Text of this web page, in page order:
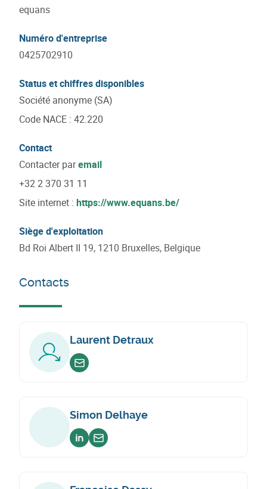
equans
Numéro d'entreprise
0425702910
Status et chiffres disponibles
Société anonyme (SA)
Code NACE : 42.220
Contact
Contacter paremail
+32 2 370 31 11
Site internet : https://www.equans.be/
Siège d'exploitation
Bd Roi Albert II 19, 1210 Bruxelles, Belgique
Contacts
Laurent Detraux
Envoyer un email
Simon Delhaye
Voir sur linkedin
Envoyer un email